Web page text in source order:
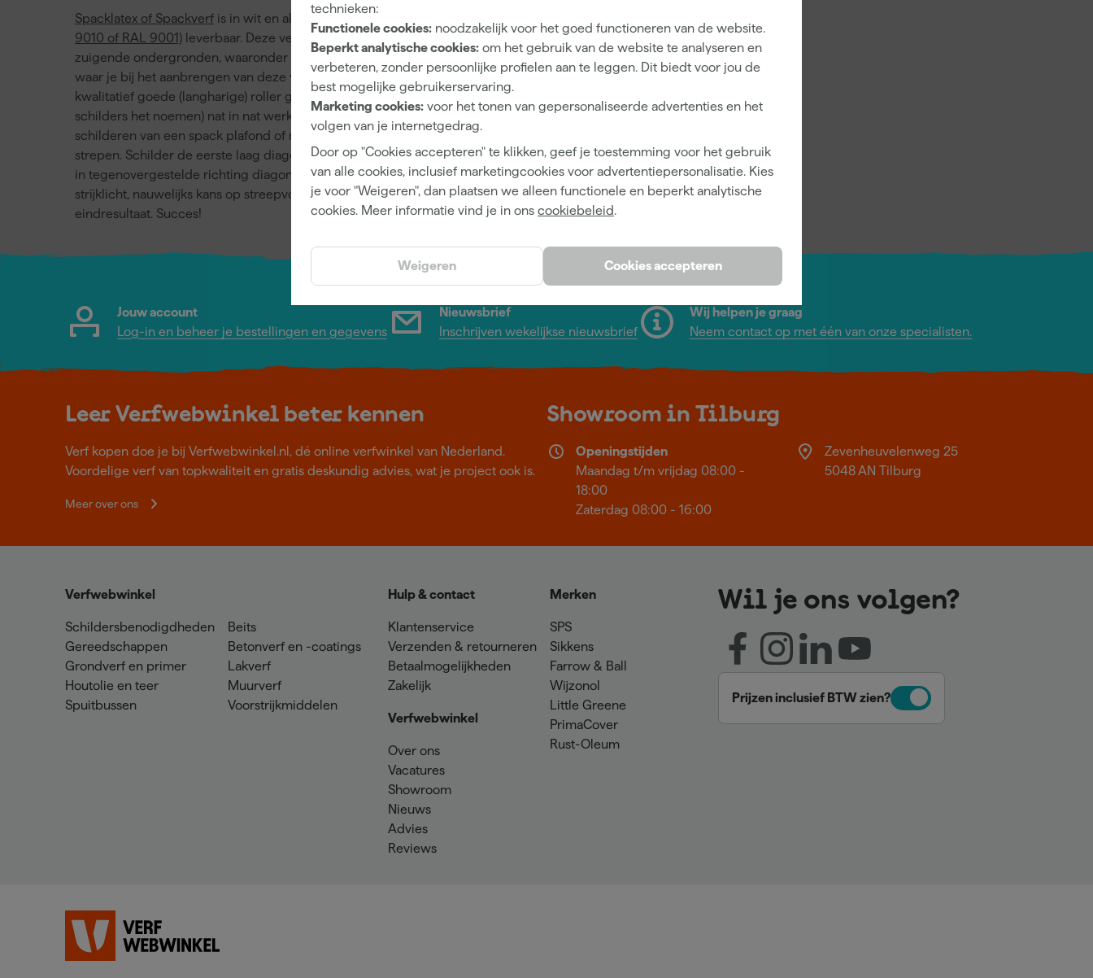
technieken:
Functionele cookies: noodzakelijk voor het goed functioneren van de website.
Beperkt analytische cookies: om het gebruik van de website te analyseren en
verbeteren, zonder persoonlijke profielen aan te leggen. Dit biedt voor jou de
best mogelijke gebruikerservaring.
Marketing cookies: voor het tonen van gepersonaliseerde advertenties en het
volgen van je internetgedrag.
Door op "Cookies accepteren" te klikken, geef je toestemming voor het gebruik
van alle cookies, inclusief marketingcookies voor advertentiepersonalisatie. Kies
je voor "Weigeren", dan plaatsen we alleen functionele en beperkt analytische
cookies. Meer informatie vind je in ons cookiebeleid.
Cookies accepteren
Weigeren
Spacklatex of Spackverf is in wit en allerlei lichte kleuren
9010 of RAL 9001) leverbaar. Deze verf kan ook gebruikt worden op andere
zuigende ondergronden, waaronder gipsplaten (gips repareren). Het enige
waar je bij het aanbrengen van deze verf op moet letten, is dat je een
kwalitatief goede (langharige) roller gebruikt. Zorg ervoor dat je (zoals
schilders het noemen) nat in nat werkt. Dit is het allerbelangrijkst bij het
schilderen van een spack plafond of muur. Hiermee voorkom je banen en
strepen. Schilder de eerste laag diagonaal over je plafond en de tweede laag
in tegenovergestelde richting diagonaal. Zo heb je de minste last van
strijklicht, nauwelijks kans op streepvorming en krijg je een professioneel
eindresultaat. Succes!
Jouw account
Log-in en beheer je bestellingen en gegevens
Nieuwsbrief
Inschrijven wekelijkse nieuwsbrief
Wij helpen je graag
Neem contact op met één van onze specialisten.
Leer Verfwebwinkel beter kennen
Verf kopen doe je bij Verfwebwinkel.nl, dé online verfwinkel van Nederland.
Voordelige verf van topkwaliteit en gratis deskundig advies, wat je project ook is.
Meer over ons
Showroom in Tilburg
Openingstijden
Maandag t/m vrijdag 08:00 -
18:00
Zaterdag 08:00 - 16:00
Zevenheuvelenweg 25
5048 AN Tilburg
Verfwebwinkel
Schildersbenodigdheden
Gereedschappen
Grondverf en primer
Houtolie en teer
Spuitbussen
Beits
Betonverf en -coatings
Lakverf
Muurverf
Voorstrijkmiddelen
Hulp & contact
Klantenservice
Verzenden & retourneren
Betaalmogelijkheden
Zakelijk
Verfwebwinkel
Over ons
Vacatures
Showroom
Nieuws
Advies
Reviews
Merken
SPS
Sikkens
Farrow & Ball
Wijzonol
Little Greene
PrimaCover
Rust-Oleum
Wil je ons volgen?
Prijzen inclusief BTW zien?